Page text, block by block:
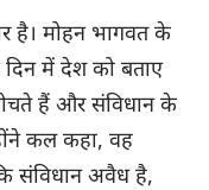
है। मोहन भागवत के
दिन में देश को बताए
हैं और संविधान के
कल कहा, वह
संविधान अवैध है,